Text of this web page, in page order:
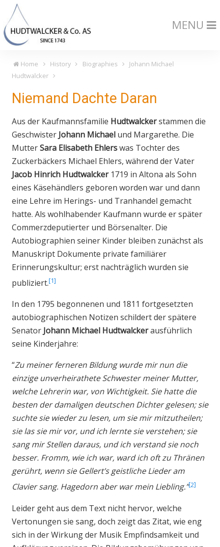
MENU
Home History Biographies
Johann Michael
Hudtwalcker
Niemand Dachte Daran
Aus der Kaufmannsfamilie Hudtwalckerstammen die
Geschwister Johann Michael und Margarethe. Die
MutterSara Elisabeth Ehlerswas Tochter des
Zuckerbäckers Michael Ehlers, während der Vater
Jacob Hinrich Hudtwalcker 1719 in Altona als Sohn
eines Käsehändlers geboren worden war und dann
eine Lehre im Herings- und Tranhandel gemacht
hatte. Als wohlhabender Kaufmann wurde er später
Commerzdeputierter und Börsenalter. Die
Autobiographien seiner Kinder bleiben zunächst als
Manuskript Dokumente private familiärer
Erinnerungskultur; erst nachträglich wurden sie
publiziert. 1
In den 1795 begonnenen und 1811 fortgesetzten
autobiographischen Notizen schildert der spätere
Senator Johann Michael Hudtwalckerausführlich
seine Kinderjahre:
“Zu meiner ferneren Bildung wurde mir nun die
einzige unverheirathete Schwester meiner Mutter,
welche Lehrerin war, von Wichtigkeit. Sie hatte die
besten der damaligen deutschen Dichter gelesen; sie
suchte sie wieder zu lesen, um sie mir mitzutheilen;
sie las sie mir vor, und ich lernte sie verstehen; sie
sang mir Stellen daraus, und ich verstand sie noch
besser. Fromm, wie ich war, ward ich oft zu Thränen
gerührt, wenn sie Gellert’s geistliche Lieder am
Clavier sang. Hagedorn aber war mein Liebling.” 2
Leider geht aus dem Text nicht hervor, welche
Vertonungen sie sang, doch zeigt das Zitat, wie eng
sich in der Wirkung der Musik Empfindsamkeit und